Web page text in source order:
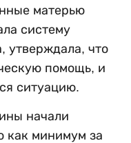
матерью
систему
утверждала, что
помощь, и
ситуацию.
начали
как минимум за